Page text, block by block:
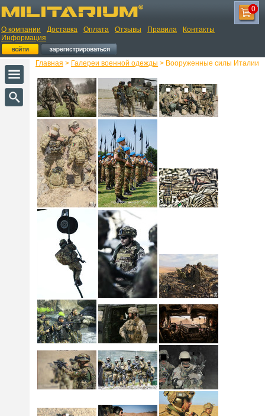
О компании Доставка Оплата Отзывы Правила
Контакты
Информация
0
Главная > Галереи военной одежды > Вооруженные силы Италии